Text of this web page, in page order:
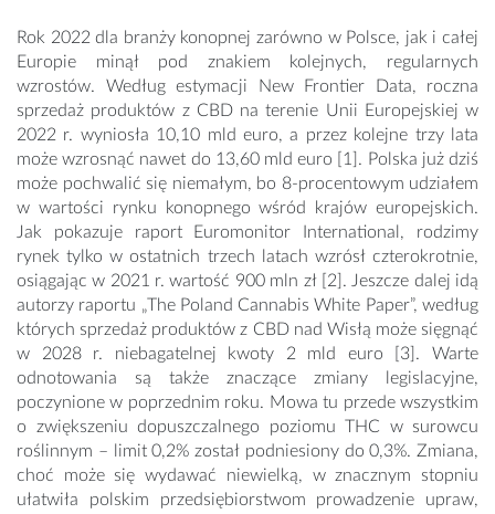
Rok 2022 dla branży konopnej zarówno w Polsce, jak i całej
Europie minął pod znakiem kolejnych, regularnych
wzrostów. Według estymacji New Frontier Data, roczna
sprzedaż produktów z CBD na terenie Unii Europejskiej w
2022 r. wyniosła 10,10 mld euro, a przez kolejne trzy lata
może wzrosnąć nawet do 13,60 mld euro [1]. Polska już dziś
może pochwalić się niemałym, bo 8-procentowym udziałem
w wartości rynku konopnego wśród krajów europejskich.
Jak pokazuje raport Euromonitor International, rodzimy
rynek tylko w ostatnich trzech latach wzrósł czterokrotnie,
osiągając w 2021 r. wartość 900 mln zł [2]. Jeszcze dalej idą
autorzy raportu „The Poland Cannabis White Paper”, według
których sprzedaż produktów z CBD nad Wisłą może sięgnąć
w 2028 r. niebagatelnej kwoty 2 mld euro [3]. Warte
odnotowania są także znaczące zmiany legislacyjne,
poczynione w poprzednim roku. Mowa tu przede wszystkim
o zwiększeniu dopuszczalnego poziomu THC w surowcu
roślinnym – limit 0,2% został podniesiony do 0,3%. Zmiana,
choć może się wydawać niewielką, w znacznym stopniu
ułatwiła polskim przedsiębiorstwom prowadzenie upraw,